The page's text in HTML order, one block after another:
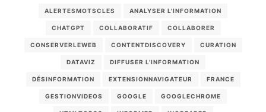
ALERTESMOTSCLES ANALYSER L'INFORMATION
CHATGPT COLLABORATIF COLLABORER
CONSERVERLEWEB CONTENTDISCOVERY CURATION
DATAVIZ DIFFUSER L'INFORMATION
DÉSINFORMATION EXTENSIONNAVIGATEUR FRANCE
GESTIONVIDEOS GOOGLE GOOGLECHROME